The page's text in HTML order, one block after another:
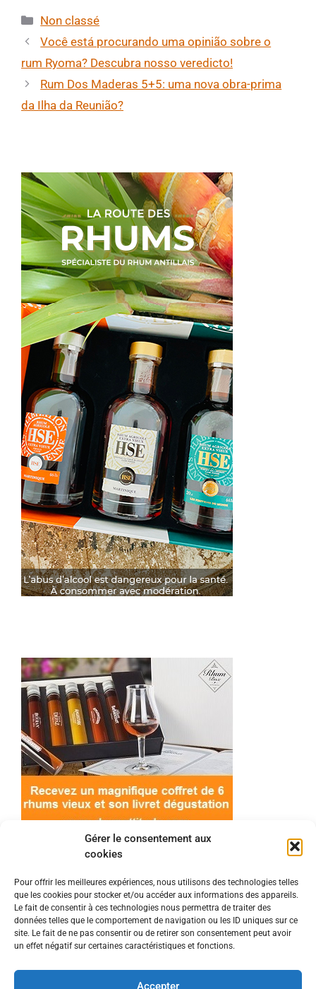
Gérer le consentement aux
cookies
Pour offrir les meilleures expériences, nous utilisons des technologies telles
que les cookies pour stocker et/ou accéder aux informations des appareils.
Le fait de consentir à ces technologies nous permettra de traiter des
données telles que le comportement de navigation ou les ID uniques sur ce
site. Le fait de ne pas consentir ou de retirer son consentement peut avoir
un effet négatif sur certaines caractéristiques et fonctions.
Accepter
Categorias
Non classé
Você está procurando uma opinião sobre o
rum Ryoma? Descubra nosso veredicto!
Rum Dos Maderas 5+5: uma nova obra-prima
da Ilha da Reunião?
© 2022 Meilleur-rhum.net - Tous droits réservés
Mentions légales-Politique de cookies